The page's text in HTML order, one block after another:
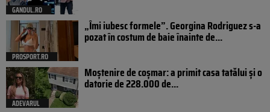
GANDUL.RO
PROSPORT.RO
„Îmi iubesc formele”. Georgina Rodriguez s-a
pozat în costum de baie înainte de...
ADEVARUL
Moștenire de coșmar: a primit casa tatălui și o
datorie de 228.000 de...